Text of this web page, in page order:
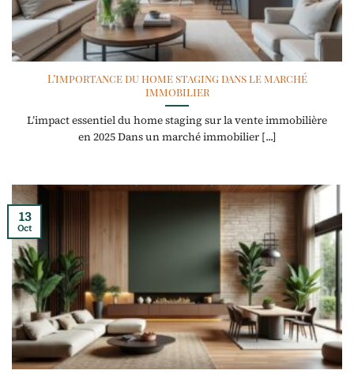
L’importance du home staging dans le marché
immobilier
L’impact essentiel du home staging sur la vente immobilière
en 2025 Dans un marché immobilier [...]
13
Oct